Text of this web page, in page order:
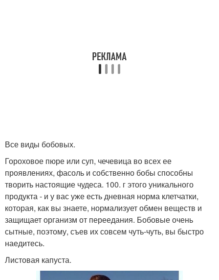
Все виды бобовых.
Гороховое пюре или суп, чечевица во всех ее
проявлениях, фасоль и собственно бобы способны
творить настоящие чудеса. 100. г этого уникального
продукта - и у вас уже есть дневная норма клетчатки,
которая, как вы знаете, нормализует обмен веществ и
защищает организм от переедания. Бобовые очень
сытные, поэтому, съев их совсем чуть-чуть, вы быстро
наедитесь.
Листовая капуста.